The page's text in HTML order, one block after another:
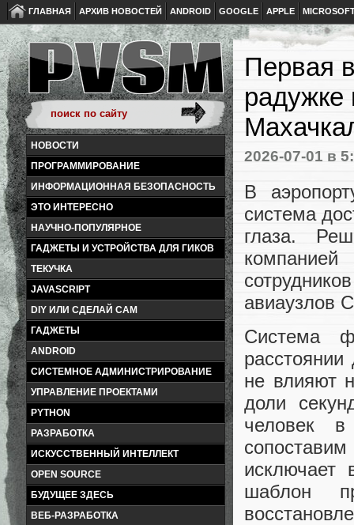
ГЛАВНАЯ АРХИВ НОВОСТЕЙ ANDROID GOOGLE APPLE
НОВОСТИ
ПРОГРАММИРОВАНИЕ
ИНФОРМАЦИОННАЯ БЕЗОПАСНОСТЬ
ЭТО ИНТЕРЕСНО
НАУЧНО-ПОПУЛЯРНОЕ
ГАДЖЕТЫ И УСТРОЙСТВА ДЛЯ ГИКОВ
ТЕКУЧКА
JAVASCRIPT
DIY ИЛИ СДЕЛАЙ САМ
ГАДЖЕТЫ
ANDROID
СИСТЕМНОЕ АДМИНИСТРИРОВАНИЕ
УПРАВЛЕНИЕ ПРОЕКТАМИ
PYTHON
РАЗРАБОТКА
ИСКУССТВЕННЫЙ ИНТЕЛЛЕКТ
OPEN SOURCE
БУДУЩЕЕ ЗДЕСЬ
ВЕБ-РАЗРАБОТКА
Первая
радужке
2026-07-01 в
В
система
глаза.
авиаузлов
Система
не влияют
доли
человек
исключает
шаблон